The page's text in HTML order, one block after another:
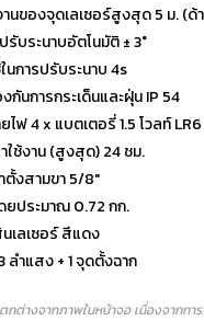
านของจุดเลเซอร์สูงสุด 5 ม. (ด้
รับระนาบอัตโนมัติ ± 3°
ในการปรับระนาบ 4s
กันการกระเด็นและฝุ่น IP 54
ไฟ 4 x แบตเตอรี่ 1.5 โวลท์
าใช้งาน (สูงสุด) 24 ชม.
ตั้งสามขา 5/8"
ยประมาณ 0.72 กก.
เลเซอร์ สีแดง
ลำแสง + 1 จุดตั้งฉาก
กต่างจากภาพในหน้าจอ เนื่องจากกา